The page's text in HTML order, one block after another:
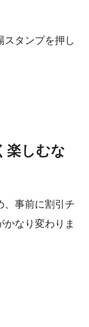
スタンプを押し
楽しむな
、事前に割引チ
なり変わりま